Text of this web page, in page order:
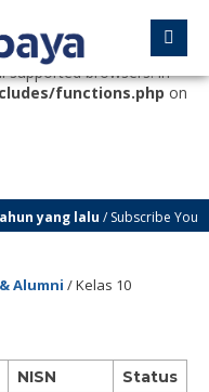
>add_data() was called
version 6.9.0! IE
supported browsers. in
functions.php on
yang lalu / Subscribe Youtube
Alumni /Kelas 10
NISN Status